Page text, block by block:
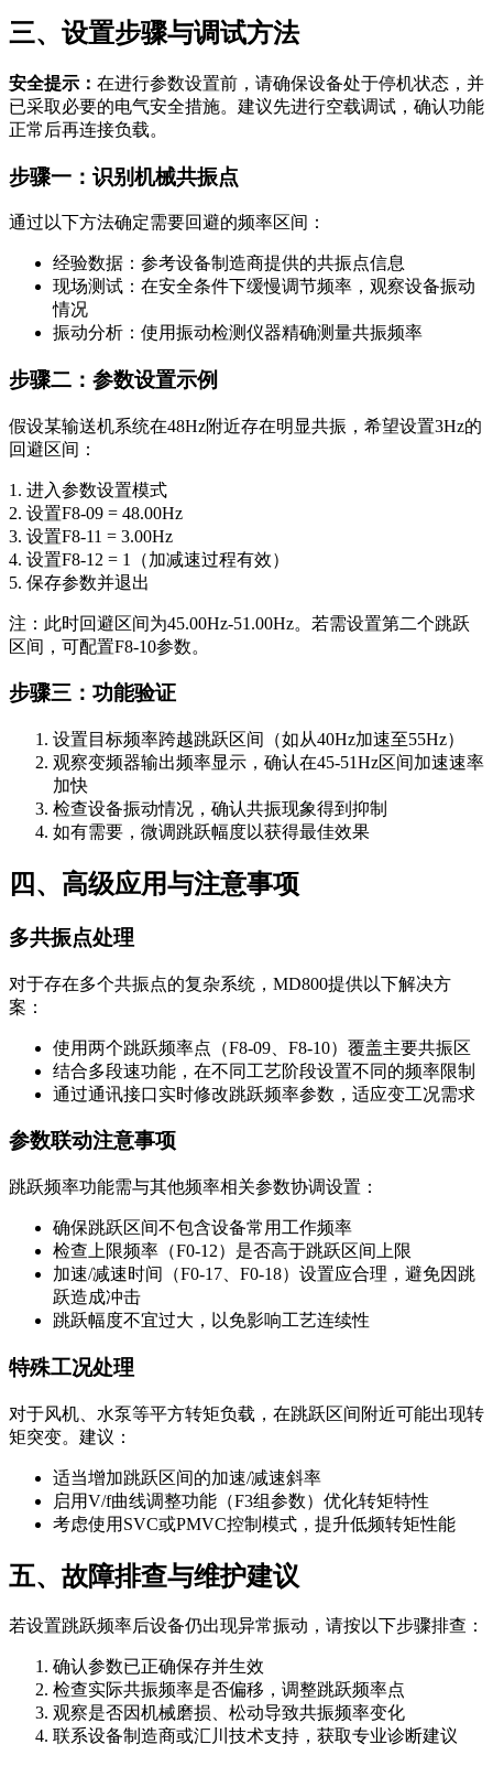
三、设置步骤与调试方法
安全提示： 在进行参数设置前，请确保设备处于停机状态，并
已采取必要的电气安全措施。建议先进行空载调试，确认功能
正常后再连接负载。
步骤一：识别机械共振点
通过以下方法确定需要回避的频率区间：
经验数据：参考设备制造商提供的共振点信息
现场测试：在安全条件下缓慢调节频率，观察设备振动
情况
振动分析：使用振动检测仪器精确测量共振频率
步骤二：参数设置示例
假设某输送机系统在48Hz附近存在明显共振，希望设置3Hz的
回避区间：
1. 进入参数设置模式
2. 设置F8-09 = 48.00Hz
3. 设置F8-11 = 3.00Hz
4. 设置F8-12 = 1（加减速过程有效）
5. 保存参数并退出
注：此时回避区间为45.00Hz-51.00Hz。若需设置第二个跳跃
区间，可配置F8-10参数。
步骤三：功能验证
设置目标频率跨越跳跃区间（如从40Hz加速至55Hz）
观察变频器输出频率显示，确认在45-51Hz区间加速速率
加快
检查设备振动情况，确认共振现象得到抑制
如有需要，微调跳跃幅度以获得最佳效果
四、高级应用与注意事项
多共振点处理
对于存在多个共振点的复杂系统，MD800提供以下解决方
案：
使用两个跳跃频率点（F8-09、F8-10）覆盖主要共振区
结合多段速功能，在不同工艺阶段设置不同的频率限制
通过通讯接口实时修改跳跃频率参数，适应变工况需求
参数联动注意事项
跳跃频率功能需与其他频率相关参数协调设置：
确保跳跃区间不包含设备常用工作频率
检查上限频率（F0-12）是否高于跳跃区间上限
加速/减速时间（F0-17、F0-18）设置应合理，避免因跳
跃造成冲击
跳跃幅度不宜过大，以免影响工艺连续性
特殊工况处理
对于风机、水泵等平方转矩负载，在跳跃区间附近可能出现转
矩突变。建议：
适当增加跳跃区间的加速/减速斜率
启用V/f曲线调整功能（F3组参数）优化转矩特性
考虑使用SVC或PMVC控制模式，提升低频转矩性能
五、故障排查与维护建议
若设置跳跃频率后设备仍出现异常振动，请按以下步骤排查：
确认参数已正确保存并生效
检查实际共振频率是否偏移，调整跳跃频率点
观察是否因机械磨损、松动导致共振频率变化
联系设备制造商或汇川技术支持，获取专业诊断建议